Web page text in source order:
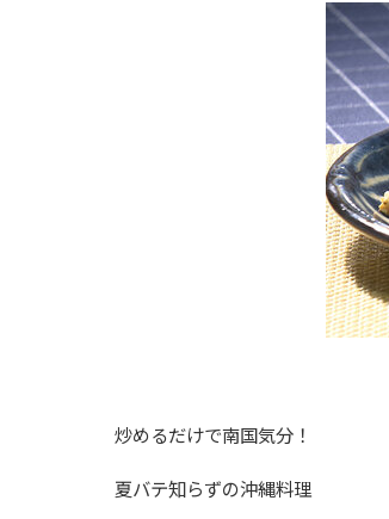
炒めるだけで南国気分！
夏バテ知らずの沖縄料理